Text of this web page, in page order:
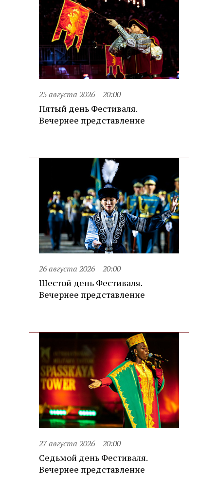
25 августа 2026 20:00
Пятый день Фестиваля.
Вечернее представление
26 августа 2026 20:00
Шестой день Фестиваля.
Вечернее представление
27 августа 2026 20:00
Седьмой день Фестиваля.
Вечернее представление